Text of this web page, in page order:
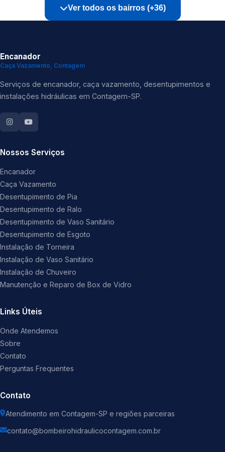
Ver todos os bairros (+36)
Encanador
Caça Vazamento, Contagem
Serviços de encanador, caça vazamento, desentupimentos e
instalações hidráulicas em Contagem-SP.
Nossos Serviços
Encanador
Caça Vazamento
Desentupimento de Pia
Desentupimento de Ralo
Desentupimento de Vaso Sanitário
Desentupimento de Esgoto
Instalação de Torneira
Instalação de Vaso Sanitário
Instalação de Chuveiro
Manutenção e Reparo de Box de Vidro
Links Úteis
Onde Atendemos
Sobre
Contato
Perguntas Frequentes
Contato
Atendimento em Contagem-SP e regiões parceiras
contato@bombeirohidraulicocontagem.com.br